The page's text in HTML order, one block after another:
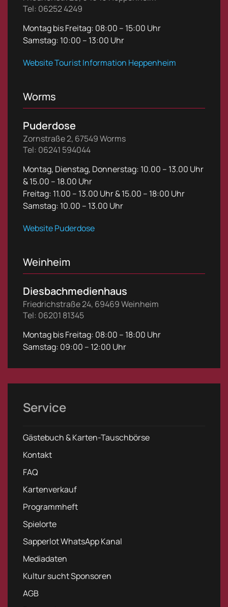
Tel: 06252 4249
Montag bis Freitag: 08:00 – 15:00 Uhr
Samstag: 10:00 – 13:00 Uhr
Website Tourist Information Heppenheim
Worms
Puderdose
Zornstraße 2, 67549 Worms
Tel: 06241 594044
Montag, Dienstag, Donnerstag: 10.00 – 13.00 Uhr
& 15.00 – 18.00 Uhr
Freitag: 11.00 – 13.00 Uhr & 15.00 – 18:00 Uhr
Samstag: 10.00 – 13.00 Uhr
Website Puderdose
Weinheim
Diesbachmedienhaus
Friedrichstraße 24, 69469 Weinheim
Tel: 06201 81345
Montag bis Freitag: 08:00 – 18:00 Uhr
Samstag: 09:00 – 12:00 Uhr
Service
Gästebuch & Karten-Tauschbörse
Kontakt
FAQ
Kartenverkauf
Programmheft
Spielorte
Sapperlot WhatsApp Kanal
Mediadaten
Kultur sucht Sponsoren
AGB